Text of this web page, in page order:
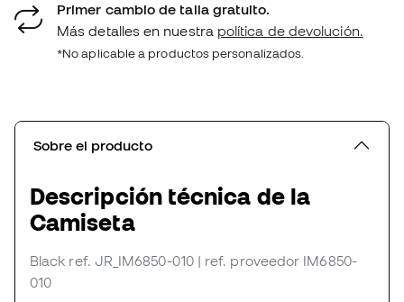
Primer cambio de talla gratuito.
Más detalles en nuestra política de devolución.
*No aplicable a productos personalizados.
Sobre el producto
Descripción técnica de la
Camiseta
Black ref. JR_IM6850-010 | ref. proveedor IM6850-
010